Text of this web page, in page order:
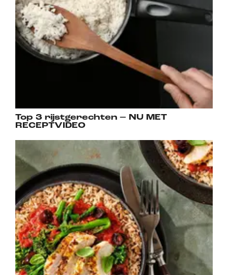
Top 3 rijstgerechten – NU MET
RECEPTVIDEO